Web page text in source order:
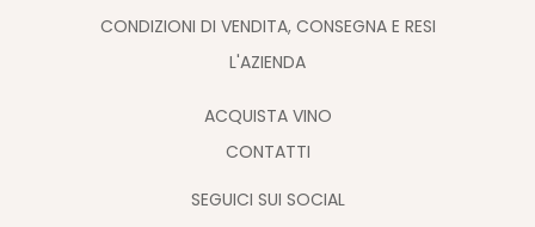
CONDIZIONI DI VENDITA, CONSEGNA E RESI
L'AZIENDA
ACQUISTA VINO
CONTATTI
SEGUICI SUI SOCIAL